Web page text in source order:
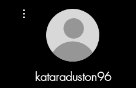
kataraduston96